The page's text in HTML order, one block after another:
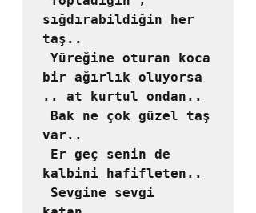
sığdırabildiğin her
taş..
bir ağırlık oluyorsa
.. at kurtul ondan..
var..
kalbini hafifleten..